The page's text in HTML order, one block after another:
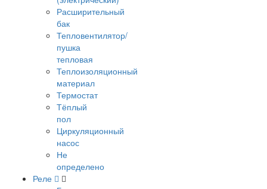
Расширительный
бак
Тепловентилятор/
пушка
тепловая
Теплоизоляционный
материал
Термостат
Тёплый
пол
Циркуляционный
насос
Не
определено
Реле